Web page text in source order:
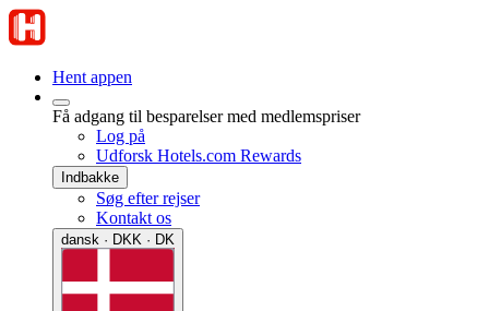
Hent appen
Få adgang til besparelser med medlemspriser
Log på
Udforsk Hotels.com Rewards
Indbakke
Søg efter rejser
Kontakt os
dansk · DKK · DK